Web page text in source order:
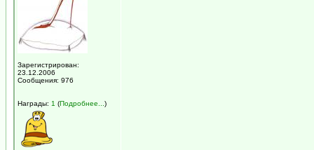
Зарегистрирован:
23.12.2006
Сообщения: 976
Награды: 1 (Подробнее... )